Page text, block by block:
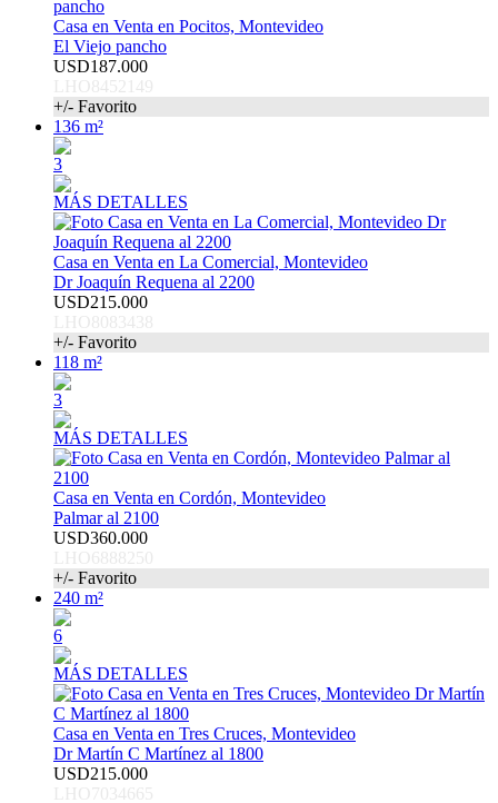
Casa en Venta en Pocitos, Montevideo
El Viejo pancho
USD187.000
+/- Favorito
136 m²
3
MÁS DETALLES
Casa en Venta en La Comercial, Montevideo
Dr Joaquín Requena al 2200
USD215.000
+/- Favorito
118 m²
3
MÁS DETALLES
Casa en Venta en Cordón, Montevideo
Palmar al 2100
USD360.000
+/- Favorito
240 m²
6
MÁS DETALLES
Casa en Venta en Tres Cruces, Montevideo
Dr Martín C Martínez al 1800
USD215.000